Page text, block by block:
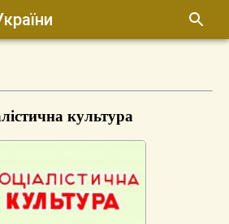
культура